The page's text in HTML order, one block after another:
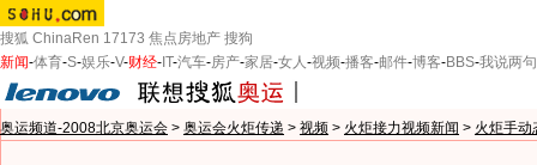
搜狐 ChinaRen 17173 焦点房地产 搜狗
新闻-体育-S-娱乐-V-财经- IT-汽车-房产-家居-女人-视频-播客-邮件-博客-BBS-我说两句
奥运频道-2008北京奥运会 > 奥运会火炬传递 > 视频 > 火炬接力视频新闻 > 火炬手动